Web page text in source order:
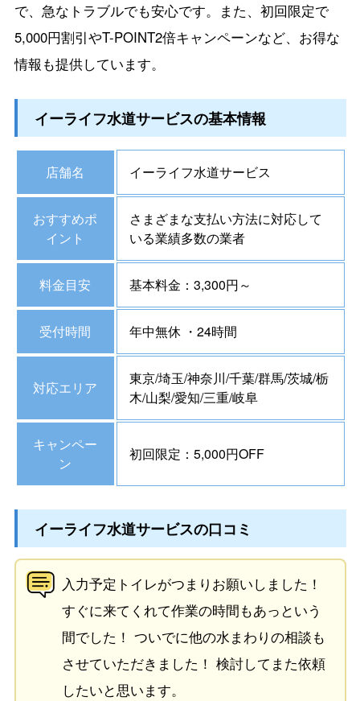
で、急なトラブルでも安心です。また、初回限定で
5,000円割引やT-POINT2倍キャンペーンなど、お得な
情報も提供しています。
イーライフ水道サービスの基本情報
店舗名 イーライフ水道サービス
おすすめポ
イント
さまざまな支払い方法に対応して
いる業績多数の業者
料金目安 基本料金：3,300円～
受付時間 年中無休 ・24時間
対応エリア
東京/埼玉/神奈川/千葉/群馬/茨城/栃
木/山梨/愛知/三重/岐阜
キャンペー
ン
初回限定：5,000円OFF
イーライフ水道サービスの口コミ
入力予定トイレがつまりお願いしました！
すぐに来てくれて作業の時間もあっという
間でした！ ついでに他の水まわりの相談も
させていただきました！ 検討してまた依頼
したいと思います。